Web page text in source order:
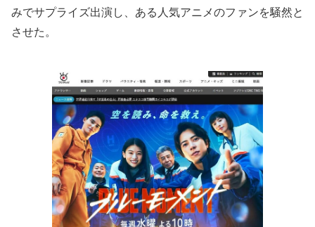
みでサプライズ出演し、ある人気アニメのファンを騒然と
させた。